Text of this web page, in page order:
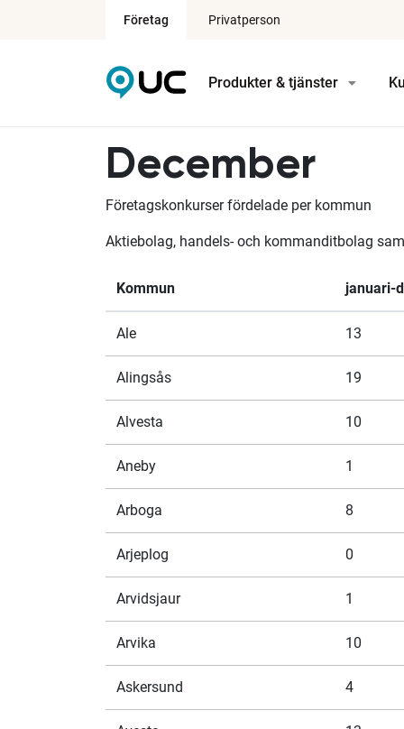
Företag Privatperson
Produkter & tjänster
December
Företagskonkurser fördelade per kommun
Aktiebolag, handels- och kommanditbolag
Kommun januari-
Ale 13
Alingsås 19
Alvesta 10
Aneby 1
Arboga 8
Arjeplog 0
Arvidsjaur 1
Arvika 10
Askersund 4